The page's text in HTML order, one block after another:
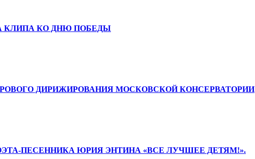
КЛИПА КО ДНЮ ПОБЕДЫ
ДИРИЖИРОВАНИЯ МОСКОВСКОЙ КОНСЕРВАТОРИИ
ПЕСЕННИКА ЮРИЯ ЭНТИНА «ВСЕ ЛУЧШЕЕ ДЕТЯМ!».